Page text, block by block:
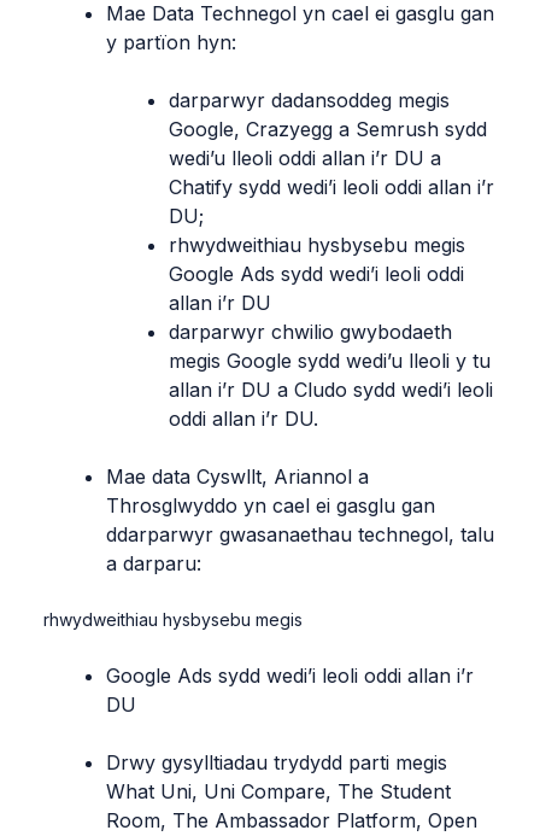
Mae Data Technegol yn cael ei gasglu gan
y partïon hyn:
darparwyr dadansoddeg megis
Google, Crazyegg a Semrush sydd
wedi’u lleoli oddi allan i’r DU a
Chatify sydd wedi’i leoli oddi allan i’r
DU;
rhwydweithiau hysbysebu megis
Google Ads sydd wedi’i leoli oddi
allan i’r DU
darparwyr chwilio gwybodaeth
megis Google sydd wedi’u lleoli y tu
allan i’r DU a Cludo sydd wedi’i leoli
oddi allan i’r DU.
Mae data Cyswllt, Ariannol a
Throsglwyddo yn cael ei gasglu gan
ddarparwyr gwasanaethau technegol, talu
a darparu:
rhwydweithiau hysbysebu megis
Google Ads sydd wedi’i leoli oddi allan i’r
DU
Drwy gysylltiadau trydydd parti megis
What Uni, Uni Compare, The Student
Room, The Ambassador Platform, Open